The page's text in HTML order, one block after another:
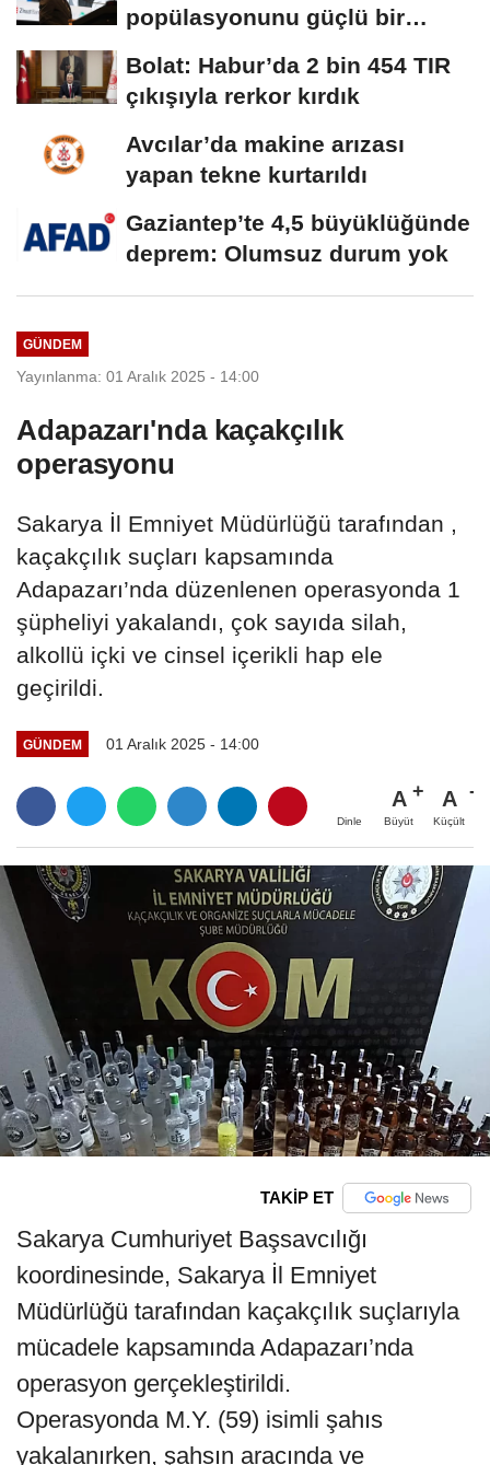
popülasyonunu güçlü bir
Bolat: Habur’da 2 bin 454 TIR
çıkışıyla rerkor kırdık
Avcılar’da makine arızası
yapan tekne kurtarıldı
Gaziantep’te 4,5 büyüklüğünde
deprem: Olumsuz durum yok
GÜNDEM
Yayınlanma: 01 Aralık 2025 - 14:00
Adapazarı'nda kaçakçılık
operasyonu
Sakarya İl Emniyet Müdürlüğü tarafından ,
kaçakçılık suçları kapsamında
Adapazarı’nda düzenlenen operasyonda 1
şüpheliyi yakalandı, çok sayıda silah,
alkollü içki ve cinsel içerikli hap ele
geçirildi.
GÜNDEM 01 Aralık 2025 - 14:00
Dinle
A
Büyüt
A
Küçült
TAKİP ET
Sakarya Cumhuriyet Başsavcılığı
koordinesinde, Sakarya İl Emniyet
Müdürlüğü tarafından kaçakçılık suçlarıyla
mücadele kapsamında Adapazarı’nda
operasyon gerçekleştirildi.
Operasyonda M.Y. (59) isimli şahıs
yakalanırken, şahsın aracında ve